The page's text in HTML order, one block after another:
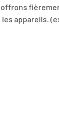
appareils.